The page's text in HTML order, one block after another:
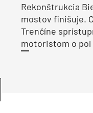
Rekonštrukcia
mostov finišuje.
Trenčíne
motoristom o pol